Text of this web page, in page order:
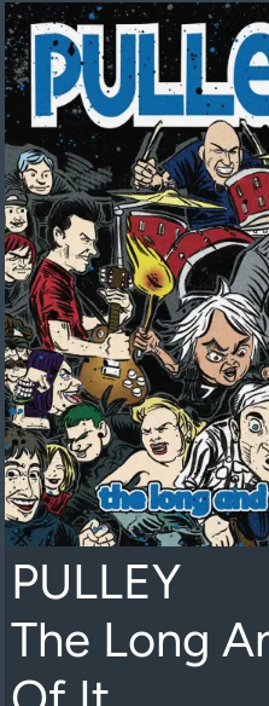
PULLEY
The Long